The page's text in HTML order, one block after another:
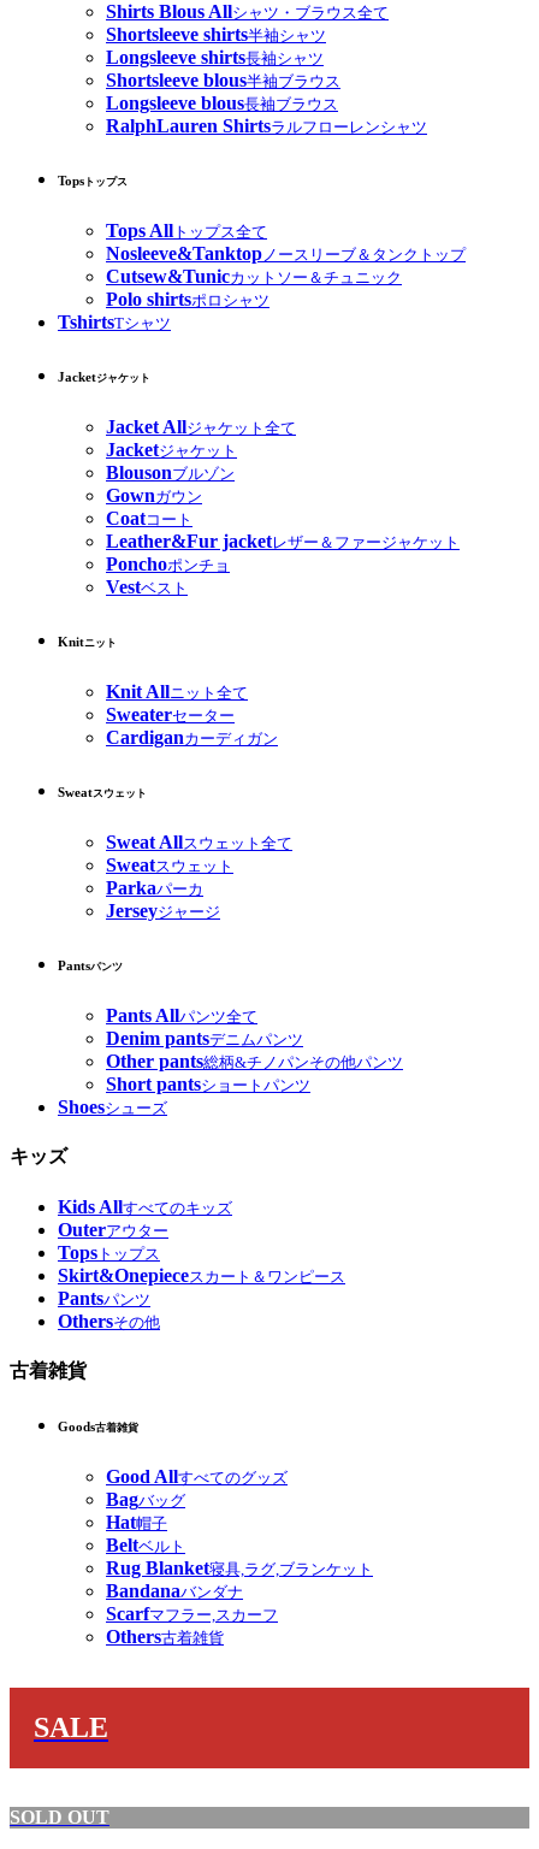
Shirts Blous Allシャツ・ブラウス全て
Shortsleeve shirts半袖シャツ
Longsleeve shirts長袖シャツ
Shortsleeve blous半袖ブラウス
Longsleeve blous長袖ブラウス
RalphLauren Shirtsラルフローレンシャツ
Tops トップス
Tops All トップス全て
Nosleeve&Tanktopノースリーブ＆タンクトップ
Cutsew&Tunicカットソー＆チュニック
Polo shirtsポロシャツ
TshirtsTシャツ
Jacketジャケット
Jacket Allジャケット全て
Jacketジャケット
Blousonブルゾン
Gownガウン
Coatコート
Leather&Fur jacketレザー＆ファージャケット
Ponchoポンチョ
Vestベスト
Knitニット
Knit Allニット全て
Sweaterセーター
Cardiganカーディガン
Sweatスウェット
Sweat Allスウェット全て
Sweatスウェット
Parkaパーカ
Jerseyジャージ
Pantsパンツ
Pants Allパンツ全て
Denim pantsデニムパンツ
Other pants総柄&チノパンその他パンツ
Short pantsショートパンツ
Shoesシューズ
キッズ
Kids Allすべてのキッズ
Outerアウター
Tops トップス
Skirt&Onepieceスカート＆ワンピース
Pantsパンツ
Othersその他
古着雑貨
Goods古着雑貨
Good Allすべてのグッズ
Bagバッグ
Hat帽子
Beltベルト
Rug Blanket寝具,ラグ,ブランケット
Bandanaバンダナ
Scarfマフラー,スカーフ
Others古着雑貨
SALE
SOLD OUT